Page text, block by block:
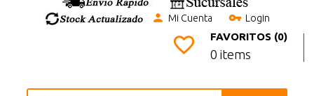
Mi Cuenta Login
FAVORITOS (0)
0 items